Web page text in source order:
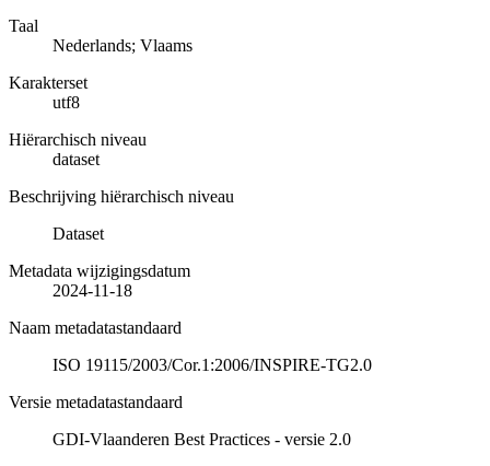
Taal
Nederlands; Vlaams
Karakterset
utf8
Hiërarchisch niveau
dataset
Beschrijving hiërarchisch niveau
Dataset
Metadata wijzigingsdatum
2024-11-18
Naam metadatastandaard
ISO 19115/2003/Cor.1:2006/INSPIRE-TG2.0
Versie metadatastandaard
GDI-Vlaanderen Best Practices - versie 2.0